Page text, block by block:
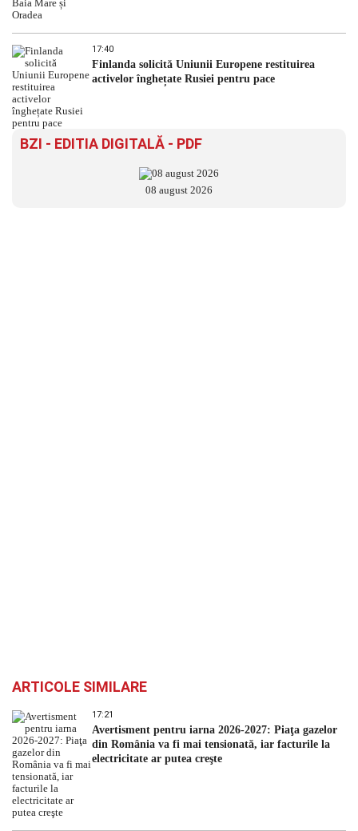
17:40
Finlanda solicită Uniunii Europene restituirea
activelor înghețate Rusiei pentru pace
BZI - EDITIA DIGITALĂ - PDF
08 august 2026
ARTICOLE SIMILARE
17:21
Avertisment pentru iarna 2026-2027: Piaţa gazelor
din România va fi mai tensionată, iar facturile la
electricitate ar putea creşte